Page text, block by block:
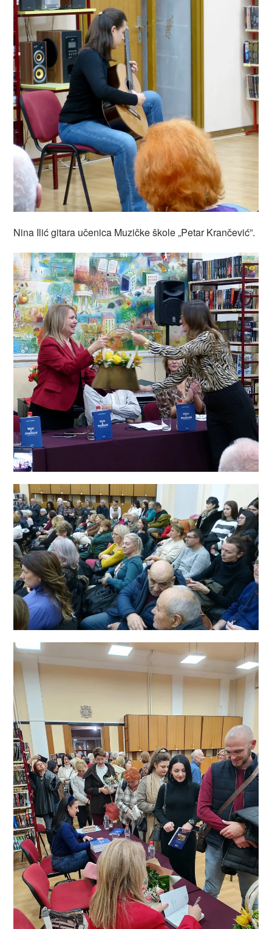
Nina Ilić gitara učenica Muzičke škole „Petar Krančević”.